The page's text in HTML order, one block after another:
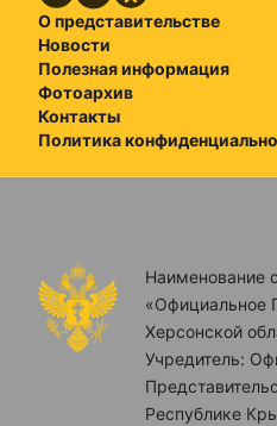
О представительстве
Новости
Полезная информация
Фотоархив
Контакты
Политика
Наименование
«Официальное
Херсонской
Учредитель:
Республике